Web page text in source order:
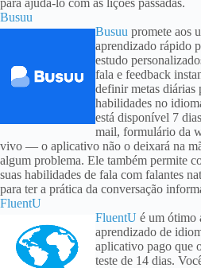
para ajudá-lo com as lições passadas.
Busuu
Busuu promete aos
aprendizado rápido
estudo
fala e feedback
definir metas diárias
habilidades no
está disponível 7
mail, formulário da
vivo — o aplicativo não o deixará na
algum problema. Ele também permite
suas habilidades de fala com falantes
para ter a prática da conversação
FluentU
FluentU é um ótimo
aprendizado de
aplicativo pago que
teste de 14 dias.